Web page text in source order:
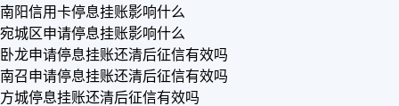
南阳信用卡停息挂账影响什么
宛城区申请停息挂账影响什么
卧龙申请停息挂账还清后征信有效吗
南召申请停息挂账还清后征信有效吗
方城停息挂账还清后征信有效吗